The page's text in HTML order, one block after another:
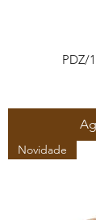
PDZ/
Novidade